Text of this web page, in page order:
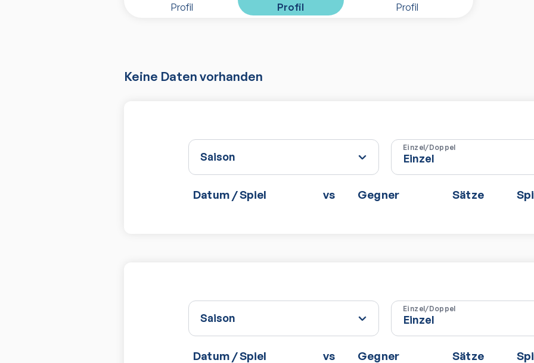
Profil
Profil
Profil
Keine Daten vorhanden
Saison
Einzel/Doppel
Datum / Spiel vs Gegner Sätze
Saison
Einzel/Doppel
Datum / Spiel vs Gegner Sätze